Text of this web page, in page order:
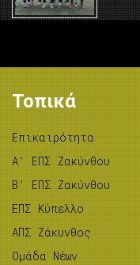
Τοπικά
Επικαιρότητα
A’ ΕΠΣ Ζακύνθου
B’ ΕΠΣ Ζακύνθου
ΕΠΣ Κύπελλο
ΑΠΣ Ζάκυνθος
Ομάδα Νέων